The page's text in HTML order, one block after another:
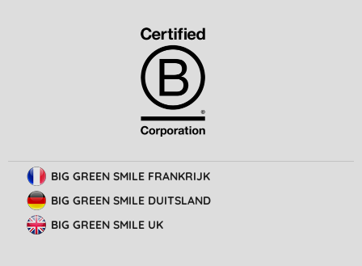
BIG GREEN SMILE FRANKRIJK
BIG GREEN SMILE DUITSLAND
BIG GREEN SMILE UK